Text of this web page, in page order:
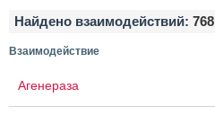
Найдено взаимодействий: 768
Взаимодействие
Агенераза